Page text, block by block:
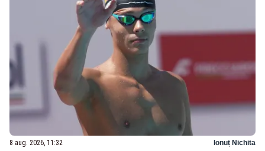
8 aug. 2026, 11:32 Ionuț Nichita